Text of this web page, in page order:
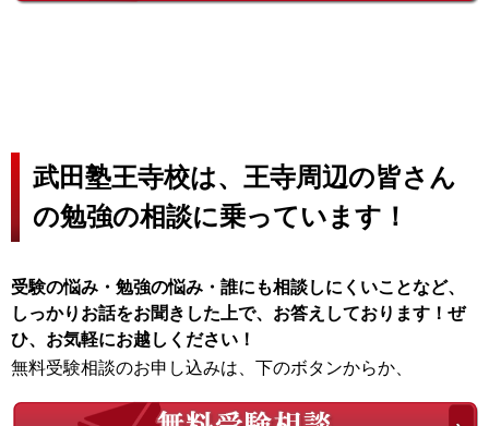
武田塾王寺校は、王寺周辺の皆さん
の勉強の相談に乗っています！
受験の悩み・勉強の悩み・誰にも相談しにくいことなど、
しっかりお話をお聞きした上で、お答えしております！ぜ
ひ、お気軽にお越しください！
無料受験相談のお申し込みは、下のボタンからか、